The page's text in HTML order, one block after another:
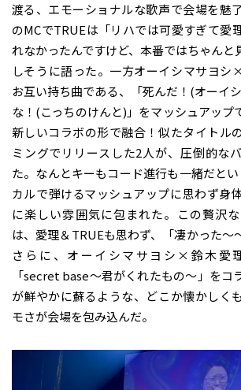
渡る、エモーショナルな歌声で会場を魅
のMCでTRUEは「リハでは可愛すぎて愛
れなかったんですけど、本番ではちゃんと
しそうに語った。一方オーイシマサヨシ
お互い持ち曲である、「死んだ！(オーイ
な！(こっちのけんと)」をマッシュアップ
新しいコラボの形で融合！似たタイトル
ミングでリリースした2人が、圧倒的な
た。なんとキーもコード進行も一緒だと
カルで弾けるマッシュアップに思わず身
に楽しい雰囲気に包まれた。この贅沢
は、愛理＆TRUEも思わず、「凄かった～
さらに、オーイシマサヨシ×鈴木愛
「secret base～君がくれたもの～」をコ
が鮮やかに蘇るような、どこか懐かしく
モさが会場を包み込んだ。